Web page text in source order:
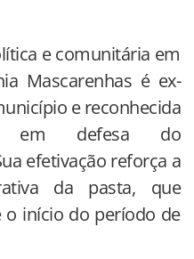
e comunitária em
Mascarenhas é ex-
e reconhecida
em defesa do
efetivação reforça a
da pasta, que
o início do período de